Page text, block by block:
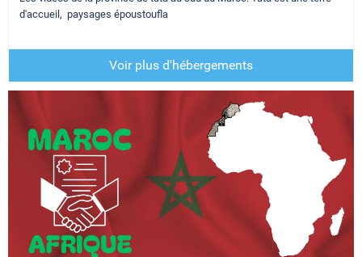
d'accueil, paysages époustoufla
Voir plus d'hébergements